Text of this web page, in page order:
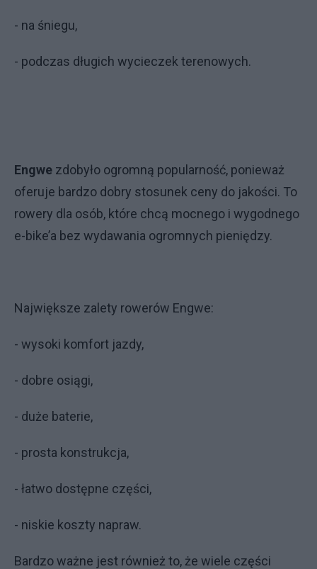
- na śniegu,
- podczas długich wycieczek terenowych.
Engwe zdobyło ogromną popularność, ponieważ
oferuje bardzo dobry stosunek ceny do jakości. To
rowery dla osób, które chcą mocnego i wygodnego
e-bike’a bez wydawania ogromnych pieniędzy.
Największe zalety rowerów Engwe:
- wysoki komfort jazdy,
- dobre osiągi,
- duże baterie,
- prosta konstrukcja,
- łatwo dostępne części,
- niskie koszty napraw.
Bardzo ważne jest również to, że wiele części